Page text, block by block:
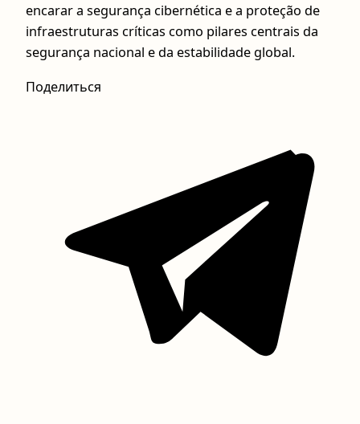
encarar a segurança cibernética e a proteção de
infraestruturas críticas como pilares centrais da
segurança nacional e da estabilidade global.
Поделиться